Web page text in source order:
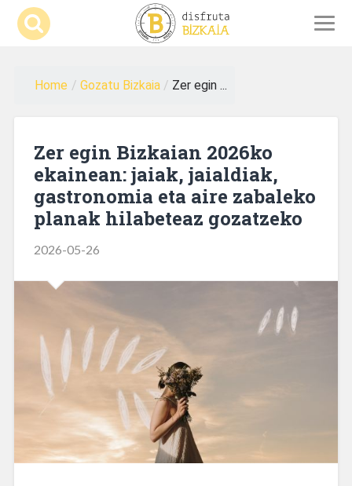
Home / Gozatu Bizkaia / Zer egin ...
Zer egin Bizkaian 2026ko
ekainean: jaiak, jaialdiak,
gastronomia eta aire zabaleko
planak hilabeteaz gozatzeko
2026-05-26